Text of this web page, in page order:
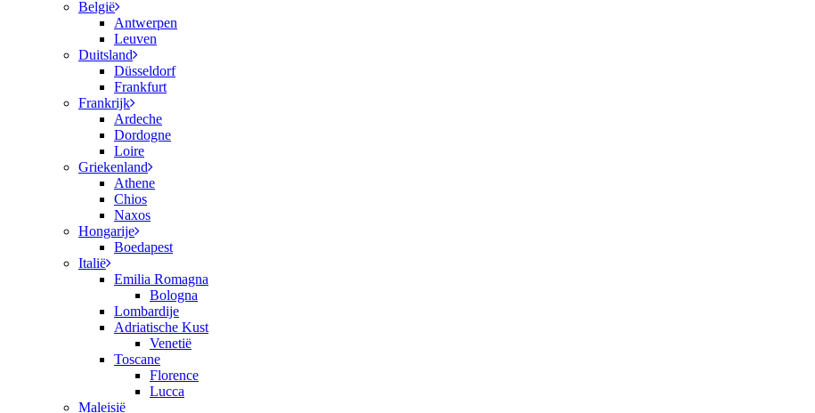
België
Antwerpen
Leuven
Duitsland
Düsseldorf
Frankfurt
Frankrijk
Ardeche
Dordogne
Loire
Griekenland
Athene
Chios
Naxos
Hongarije
Boedapest
Italië
Emilia Romagna
Bologna
Lombardije
Adriatische Kust
Venetië
Toscane
Florence
Lucca
Maleisië